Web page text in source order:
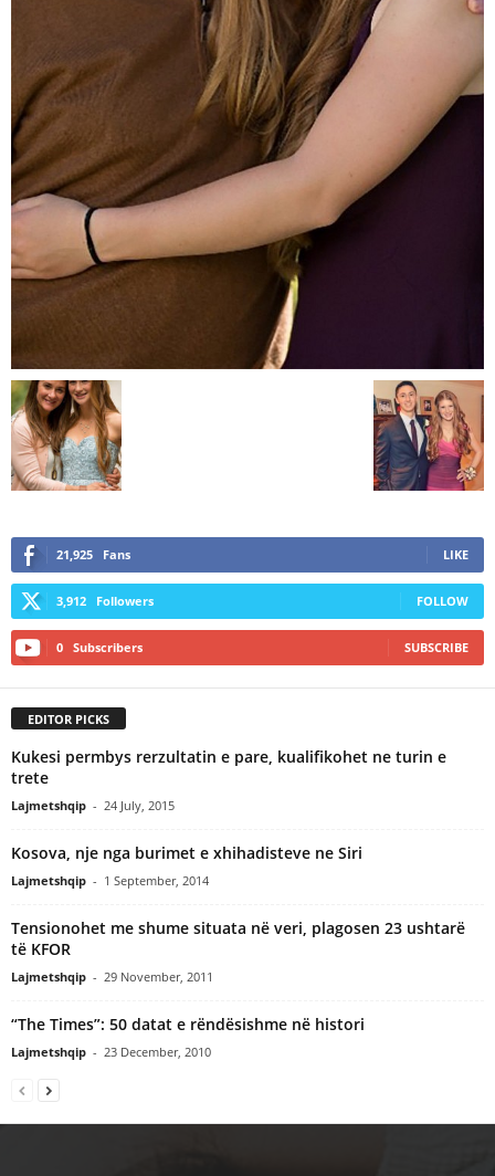
21,925 Fans LIKE
3,912 Followers FOLLOW
0 Subscribers SUBSCRIBE
EDITOR PICKS
Kukesi permbys rerzultatin e pare, kualifikohet ne turin e
trete
Lajmetshqip - 24 July, 2015
Kosova, nje nga burimet e xhihadisteve ne Siri
Lajmetshqip - 1 September, 2014
Tensionohet me shume situata në veri, plagosen 23 ushtarë
të KFOR
Lajmetshqip - 29 November, 2011
“The Times”: 50 datat e rëndësishme në histori
Lajmetshqip - 23 December, 2010